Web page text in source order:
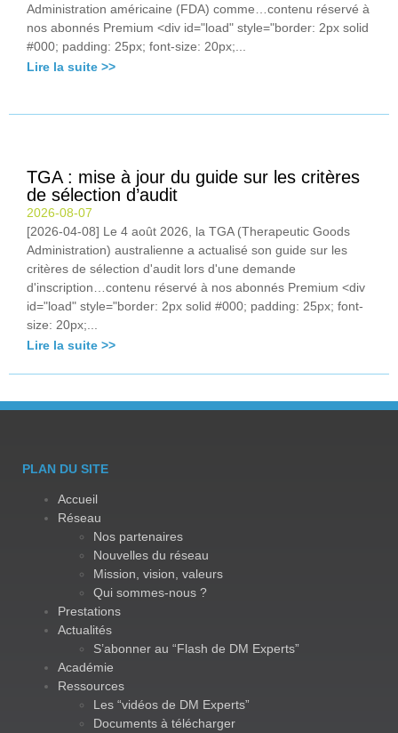
Administration américaine (FDA) comme…contenu réservé à
nos abonnés Premium <div id="load" style="border: 2px solid
#000; padding: 25px; font-size: 20px;...
Lire la suite >>
TGA : mise à jour du guide sur les critères
de sélection d’audit
2026-08-07
[2026-04-08] Le 4 août 2026, la TGA (Therapeutic Goods
Administration) australienne a actualisé son guide sur les
critères de sélection d'audit lors d'une demande
d'inscription…contenu réservé à nos abonnés Premium <div
id="load" style="border: 2px solid #000; padding: 25px; font-
size: 20px;...
Lire la suite >>
PLAN DU SITE
Accueil
Réseau
Nos partenaires
Nouvelles du réseau
Mission, vision, valeurs
Qui sommes-nous ?
Prestations
Actualités
S’abonner au “Flash de DM Experts”
Académie
Ressources
Les “vidéos de DM Experts”
Documents à télécharger